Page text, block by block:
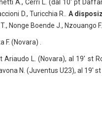
A., Cerri L. (dal 10′ pt
D., Turicchia R.. A
Nonge Boende J., Nzouango
(Novara) .
Ariaudo L. (Novara), al 19′ st
N. (Juventus U23), al 19′